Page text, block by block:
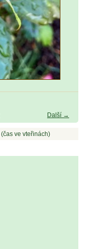
Další →
(čas ve vteřinách)